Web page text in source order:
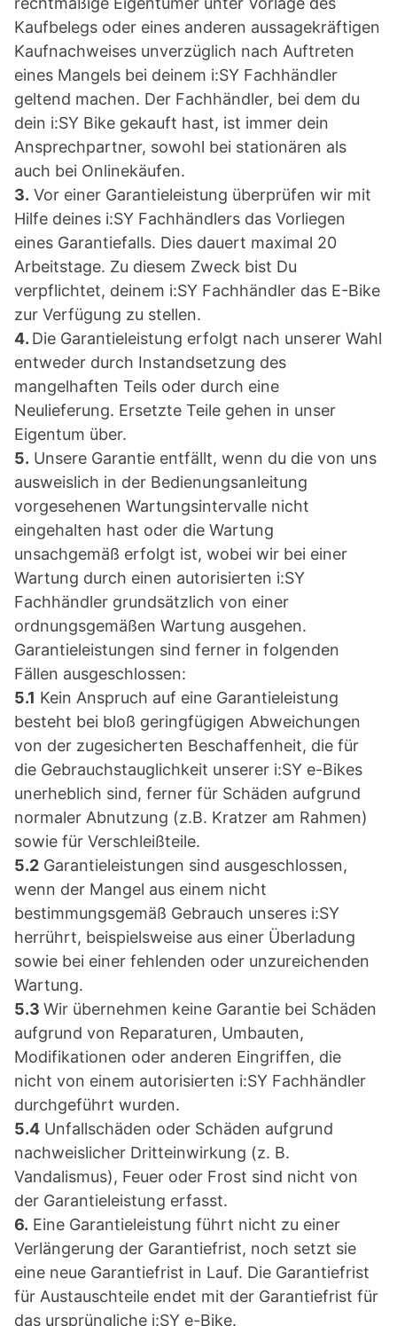
Kaufbelegs oder eines anderen aussagekräftigen
Kaufnachweises unverzüglich nach Auftreten
eines Mangels bei deinem i:SY Fachhändler
geltend machen. Der Fachhändler, bei dem du
dein i:SY Bike gekauft hast, ist immer dein
Ansprechpartner, sowohl bei stationären als
auch bei Onlinekäufen.
3. Vor einer Garantieleistung überprüfen wir mit
Hilfe deines i:SY Fachhändlers das Vorliegen
eines Garantiefalls. Dies dauert maximal 20
Arbeitstage. Zu diesem Zweck bist Du
verpflichtet, deinem i:SY Fachhändler das E-Bike
zur Verfügung zu stellen.
4. Die Garantieleistung erfolgt nach unserer Wahl
entweder durch Instandsetzung des
mangelhaften Teils oder durch eine
Neulieferung. Ersetzte Teile gehen in unser
Eigentum über.
5. Unsere Garantie entfällt, wenn du die von uns
ausweislich in der Bedienungsanleitung
vorgesehenen Wartungsintervalle nicht
eingehalten hast oder die Wartung
unsachgemäß erfolgt ist, wobei wir bei einer
Wartung durch einen autorisierten i:SY
Fachhändler grundsätzlich von einer
ordnungsgemäßen Wartung ausgehen.
Garantieleistungen sind ferner in folgenden
Fällen ausgeschlossen:
5.1 Kein Anspruch auf eine Garantieleistung
besteht bei bloß geringfügigen Abweichungen
von der zugesicherten Beschaffenheit, die für
die Gebrauchstauglichkeit unserer i:SY e-Bikes
unerheblich sind, ferner für Schäden aufgrund
normaler Abnutzung (z.B. Kratzer am Rahmen)
sowie für Verschleißteile.
5.2 Garantieleistungen sind ausgeschlossen,
wenn der Mangel aus einem nicht
bestimmungsgemäß Gebrauch unseres i:SY
herrührt, beispielsweise aus einer Überladung
sowie bei einer fehlenden oder unzureichenden
Wartung.
5.3 Wir übernehmen keine Garantie bei Schäden
aufgrund von Reparaturen, Umbauten,
Modifikationen oder anderen Eingriffen, die
nicht von einem autorisierten i:SY Fachhändler
durchgeführt wurden.
5.4 Unfallschäden oder Schäden aufgrund
nachweislicher Dritteinwirkung (z. B.
Vandalismus), Feuer oder Frost sind nicht von
der Garantieleistung erfasst.
6. Eine Garantieleistung führt nicht zu einer
Verlängerung der Garantiefrist, noch setzt sie
eine neue Garantiefrist in Lauf. Die Garantiefrist
für Austauschteile endet mit der Garantiefrist für
das ursprüngliche i:SY e-Bike.